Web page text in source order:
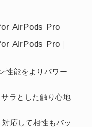
AirPods Pro
AirPods Pro｜
性能をよりパワー
ラとした触り心地
応して相性もバッ